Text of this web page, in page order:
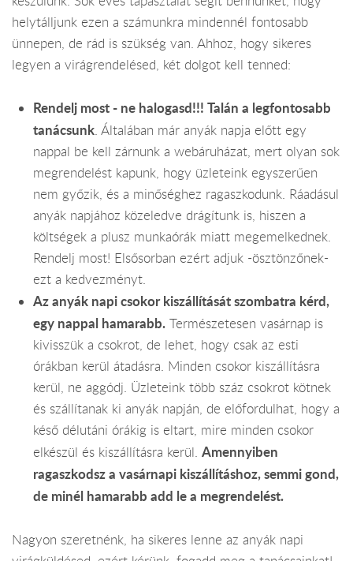
helytálljunk ezen a számunkra mindennél fontosabb
ünnepen, de rád is szükség van. Ahhoz, hogy sikeres
legyen a virágrendelésed, két dolgot kell tenned:
Rendelj most - ne halogasd!!! Talán a legfontosabb
tanácsunk. Általában már anyák napja előtt egy
nappal be kell zárnunk a webáruházat, mert olyan sok
megrendelést kapunk, hogy üzleteink egyszerűen
nem győzik, és a minőséghez ragaszkodunk. Ráadásul
anyák napjához közeledve drágítunk is, hiszen a
költségek a plusz munkaórák miatt megemelkednek.
Rendelj most! Elsősorban ezért adjuk -ösztönzőnek-
ezt a kedvezményt.
Az anyák napi csokor kiszállítását szombatra kérd,
egy nappal hamarabb. Természetesen vasárnap is
kivisszük a csokrot, de lehet, hogy csak az esti
órákban kerül átadásra. Minden csokor kiszállításra
kerül, ne aggódj. Üzleteink több száz csokrot kötnek
és szállítanak ki anyák napján, de előfordulhat, hogy a
késő délutáni órákig is eltart, mire minden csokor
elkészül és kiszállításra kerül.Amennyiben
ragaszkodsz a vasárnapi kiszállításhoz, semmi gond,
de minél hamarabb add le a megrendelést.
Nagyon szeretnénk, ha sikeres lenne az anyák napi